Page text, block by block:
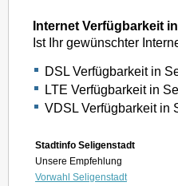
Internet Verfügbarkeit
Ist Ihr gewünschter
DSL Verfügbarkeit in
LTE Verfügbarkeit in
VDSL Verfügbarkeit in
Stadtinfo Seligenstadt
Unsere Empfehlung
Vorwahl Seligenstadt